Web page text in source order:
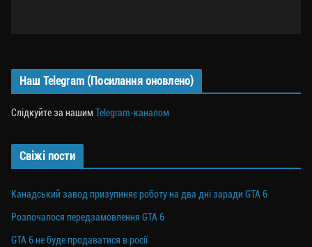
Наш Telegram (Посилання оновлено)
Слідкуйте за нашимTelegram-каналом
Свіжі пости
Канадський завод призупиняє роботу на два дні заради GTA 6
Розпочалося передзамовлення GTA 6
GTA 6 не буде продаватися в росії